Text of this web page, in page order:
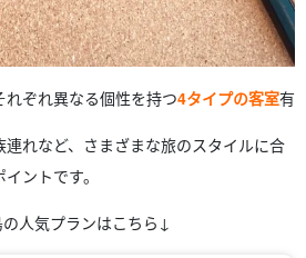
ぞれ異なる個性を持つ4タイプの客室有
れなど、さまざまな旅のスタイルに合
ントです。
人気プランはこちら↓